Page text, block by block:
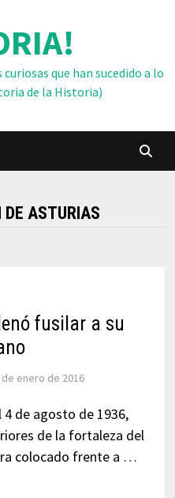
que han sucedido a lo
de la Historia)
DE ASTURIAS
fusilar a su
de enero de 2016
de agosto de 1936,
de la fortaleza del
colocado frente a …